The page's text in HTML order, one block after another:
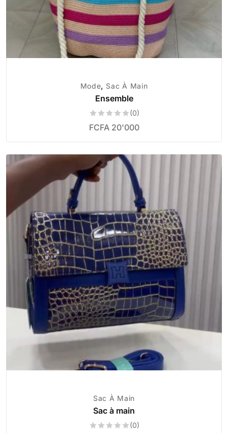
Mode, Sac À Main
Ensemble
(0)
FCFA20'000
Sac À Main
Sac à main
(0)